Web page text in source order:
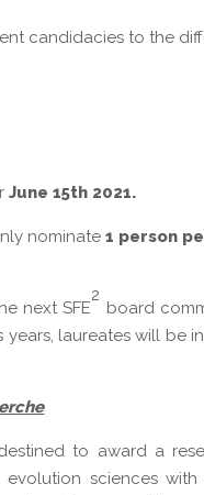
candidacies to the
June 15th 2021.
nominate1 person
next SFE
2
board
years, laureates will be
to award a
sciences